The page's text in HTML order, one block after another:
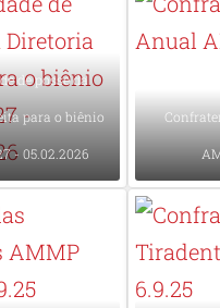
de posse da
para o biênio
- 05.02.2026